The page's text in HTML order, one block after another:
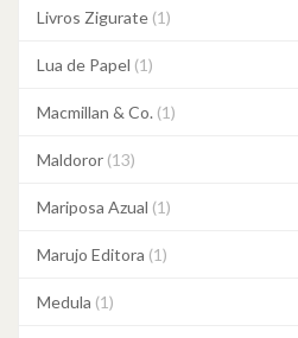
Livros Zigurate (1)
Lua de Papel (1)
Macmillan & Co. (1)
Maldoror (13)
Mariposa Azual (1)
Marujo Editora (1)
Medula (1)